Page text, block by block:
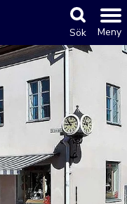
Sök Meny